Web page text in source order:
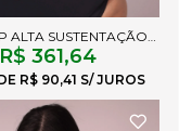
R$ 361,64
R$ 90,41